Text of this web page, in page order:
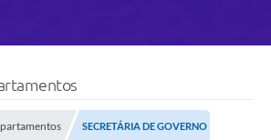
SECRETÁRIA DE GOVERNO